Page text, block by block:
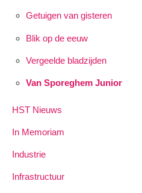
Getuigen van gisteren
Blik op de eeuw
Vergeelde bladzijden
Van Sporeghem Junior
HST Nieuws
In Memoriam
Industrie
Infrastructuur